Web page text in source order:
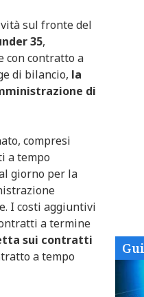
sul fronte del
35,
con contratto a
di bilancio, la
di
compresi
a tempo
giorno per la
I costi aggiuntivi
a termine
sui contratti
a tempo